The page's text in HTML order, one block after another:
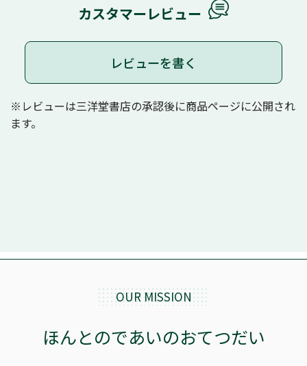
カスタマーレビュー
レビューを書く
※レビューは三洋堂書店の承認後に商品ページに公開され
ます。
OUR MISSION
ほんとのであいのおてつだい